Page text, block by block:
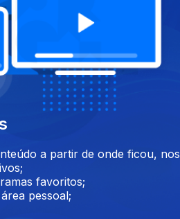
Portela
Taborda Duarte
a partir de onde ficou, nos
favoritos;
pessoal;